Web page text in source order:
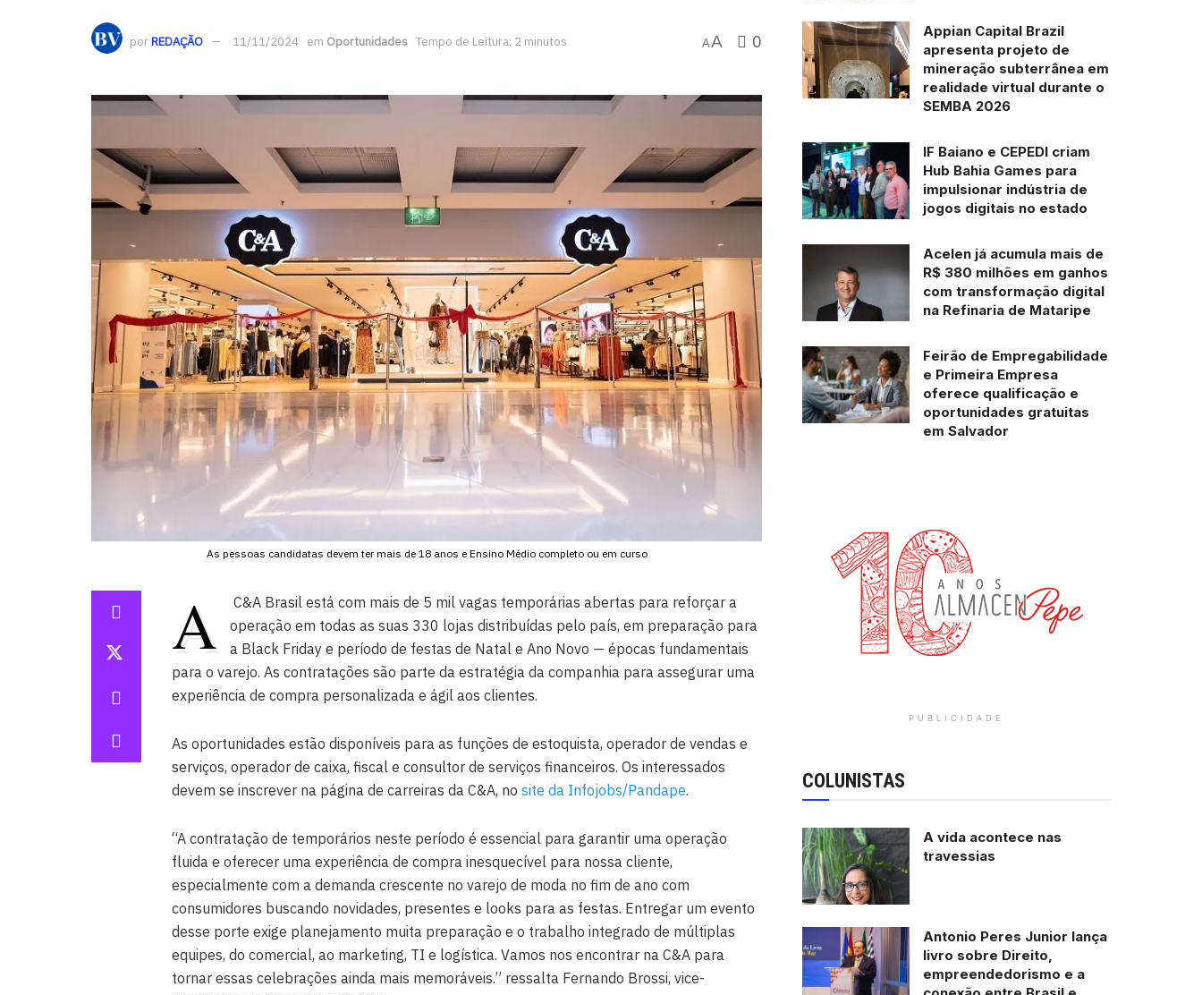
porREDAÇÃO 11/11/2024 em Oportunidades Tempo de Leitura: 2 minutos AA 0
As pessoas candidatas devem ter mais de 18 anos e Ensino Médio completo ou em curso
A
C&A Brasil está com mais de 5 mil vagas temporárias abertas para reforçar a
operação em todas as suas 330 lojas distribuídas pelo país, em preparação para
a Black Friday e período de festas de Natal e Ano Novo — épocas fundamentais
para o varejo. As contratações são parte da estratégia da companhia para assegurar uma
experiência de compra personalizada e ágil aos clientes.
As oportunidades estão disponíveis para as funções de estoquista, operador de vendas e
serviços, operador de caixa, fiscal e consultor de serviços financeiros. Os interessados
devem se inscrever na página de carreiras da C&A, no site da Infojobs/Pandape.
“A contratação de temporários neste período é essencial para garantir uma operação
fluida e oferecer uma experiência de compra inesquecível para nossa cliente,
especialmente com a demanda crescente no varejo de moda no fim de ano com
consumidores buscando novidades, presentes e looks para as festas. Entregar um evento
desse porte exige planejamento muita preparação e o trabalho integrado de múltiplas
equipes, do comercial, ao marketing, TI e logística. Vamos nos encontrar na C&A para
tornar essas celebrações ainda mais memoráveis.” ressalta Fernando Brossi, vice-
Appian Capital Brazil
apresenta projeto de
mineração subterrânea em
realidade virtual durante o
SEMBA 2026
IF Baiano e CEPEDI criam
Hub Bahia Games para
impulsionar indústria de
jogos digitais no estado
Acelen já acumula mais de
R$ 380 milhões em ganhos
com transformação digital
na Refinaria de Mataripe
Feirão de Empregabilidade
e Primeira Empresa
oferece qualificação e
oportunidades gratuitas
em Salvador
PUBLICIDADE
COLUNISTAS
A vida acontece nas
travessias
Antonio Peres Junior lança
livro sobre Direito,
empreendedorismo e a